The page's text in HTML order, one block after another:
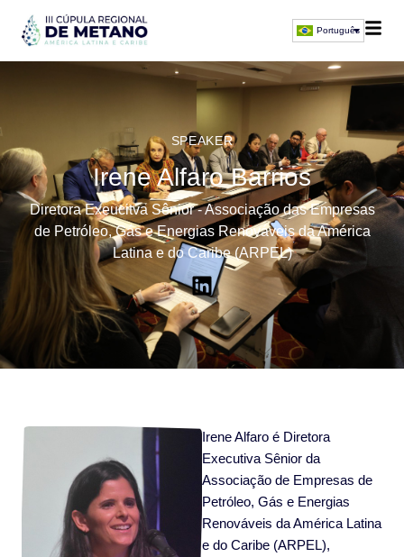
Português
SPEAKER
Irene Alfaro Barrios
Diretora Exeucitva Sênior - Associação das Empresas
de Petróleo, Gás e Energias Renováveis ​​da América
Latina e do Caribe (ARPEL)
Irene Alfaro é Diretora
Executiva Sênior da
Associação de Empresas de
Petróleo, Gás e Energias
Renováveis ​​da América Latina
e do Caribe (ARPEL),